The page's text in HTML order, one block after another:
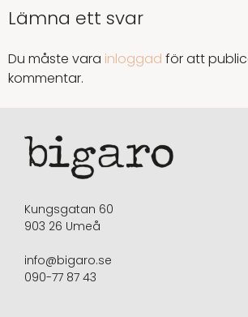
Lämna ett svar
Du måste vara inloggad för att
kommentar.
Kungsgatan 60
903 26 Umeå
info@bigaro.se
090-77 87 43